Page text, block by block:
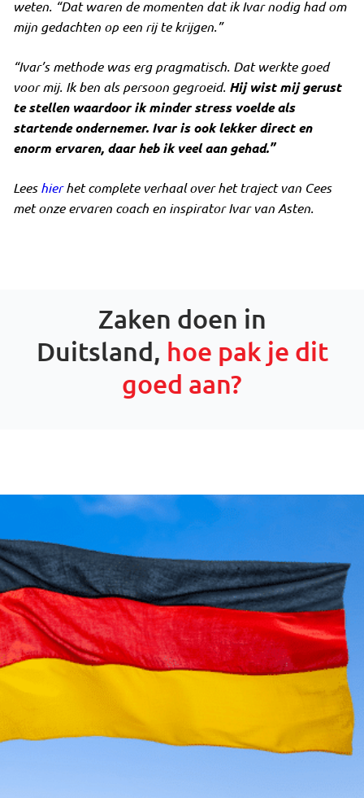
weten. “Dat waren de momenten dat ik Ivar nodig had om
mijn gedachten op een rij te krijgen.”
“Ivar’s methode was erg pragmatisch. Dat werkte goed
voor mij. Ik ben als persoon gegroeid. Hij wist mij gerust
te stellen waardoor ik minder stress voelde als
startende ondernemer. Ivar is ook lekker direct en
enorm ervaren, daar heb ik veel aan gehad.”
Leeshierhet complete verhaal over het traject van Cees
met onze ervaren coach en inspirator Ivar van Asten.
Zaken doen in
Duitsland, hoe pak je dit
goed aan?